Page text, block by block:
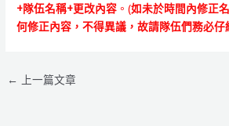
+隊伍名稱+更改內容 。(如未於時間內修正
何修正內容，不得異議，故請隊伍們務必仔
← 上一篇文章